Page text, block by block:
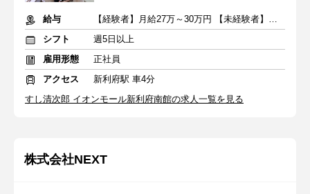
給与
【経験者】月給27万～30万円 【未経験者】月給25万円
シフト
週5日以上
雇用形態
正社員
アクセス
新利府駅 車4分
すし清次郎 イオンモール新利府南館の求人一覧を見る
株式会社NEXT